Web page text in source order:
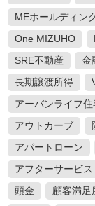
MEホールディン
One MIZUHO
SRE不動産
金
長期譲渡所得
アーバンライフ住
アウトカーブ
アパートローン
アフターサービス
頭金
顧客満足